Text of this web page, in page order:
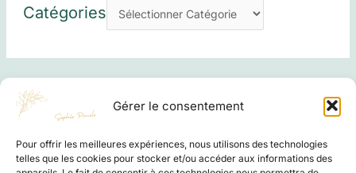
Gérer le consentement
Pour offrir les meilleures expériences, nous utilisons des technologies
telles que les cookies pour stocker et/ou accéder aux informations des
Catégories